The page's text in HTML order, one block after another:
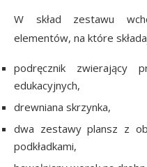
W skład zestawu
elementów, na które
podręcznik zwierający
edukacyjnych,
drewniana skrzynka,
dwa zestawy plansz z
podkładkami,